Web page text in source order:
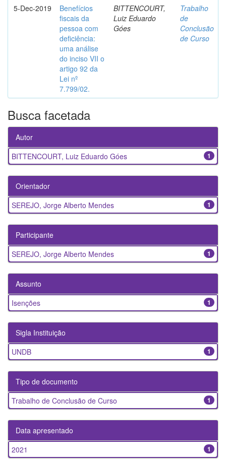
5-Dec-2019
Benefícios
fiscais da
pessoa com
deficiência:
uma análise
do inciso VII o
artigo 92 da
Lei nº
7.799/02.
BITTENCOURT,
Luiz Eduardo
Góes
Trabalho
de
Conclusão
de Curso
Busca facetada
Autor
1
BITTENCOURT, Luiz Eduardo Góes
Orientador
1
SEREJO, Jorge Alberto Mendes
Participante
1
SEREJO, Jorge Alberto Mendes
Assunto
1
Isenções
Sigla Instituição
1
UNDB
Tipo de documento
1
Trabalho de Conclusão de Curso
Data apresentado
1
2021